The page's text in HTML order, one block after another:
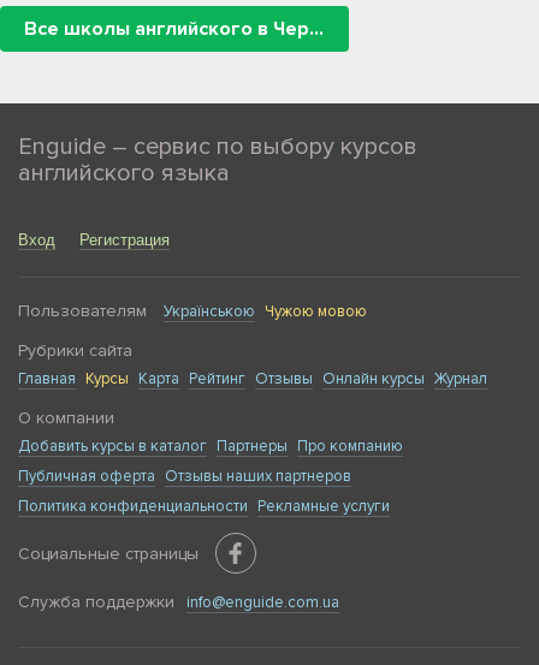
Все школы английского в Чернигове
Enguide – сервис по выбору курсов
английского языка
Вход Регистрация
Пользователям Українською Чужою мовою
Рубрики сайта
Главная Курсы Карта Рейтинг Отзывы Онлайн курсы Журнал
О компании
Добавить курсы в каталог Партнеры
Про компанию
Публичная оферта
Отзывы наших партнеров
Политика конфиденциальности
Рекламные услуги
Социальные страницы
Служба поддержки info@enguide.com.ua